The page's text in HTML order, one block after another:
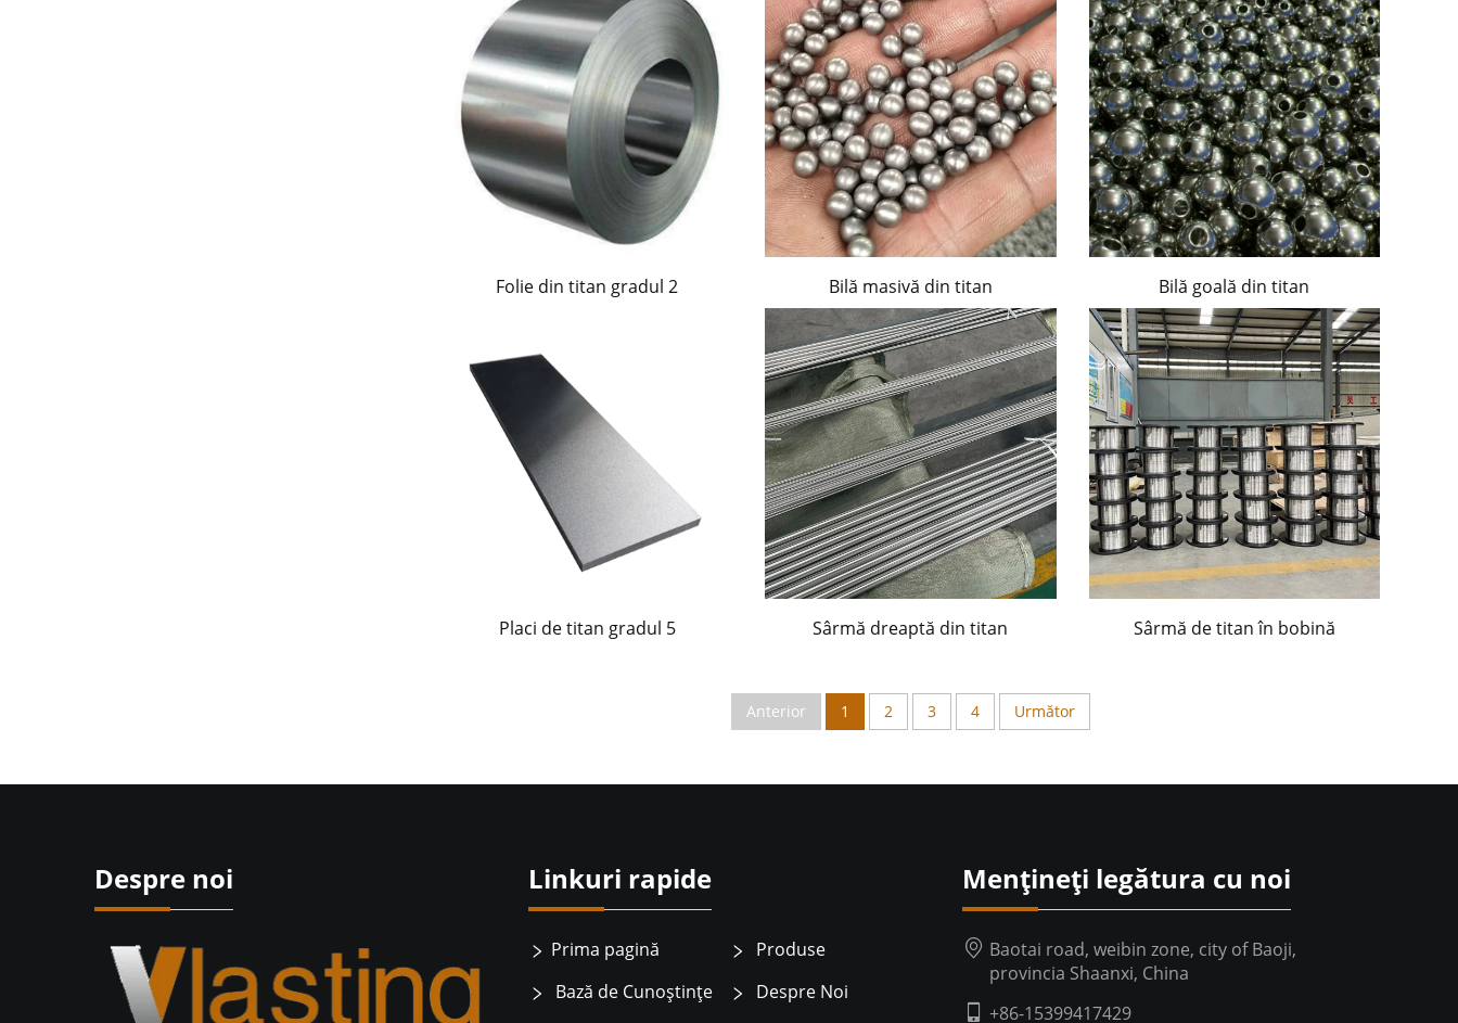
Folie din titan gradul 2 Bilă masivă din titan Bilă goală din titan
Placi de titan gradul 5 Sârmă dreaptă din titan Sârmă de titan în bobină
Anterior 1 2 3 4 Următor
Despre noi Linkuri rapide
Prima pagină
Produse
Bază de Cunoștințe
Despre Noi
Mențineți legătura cu noi
Baotai road, weibin zone, city of Baoji,
provincia Shaanxi, China
+86-15399417429